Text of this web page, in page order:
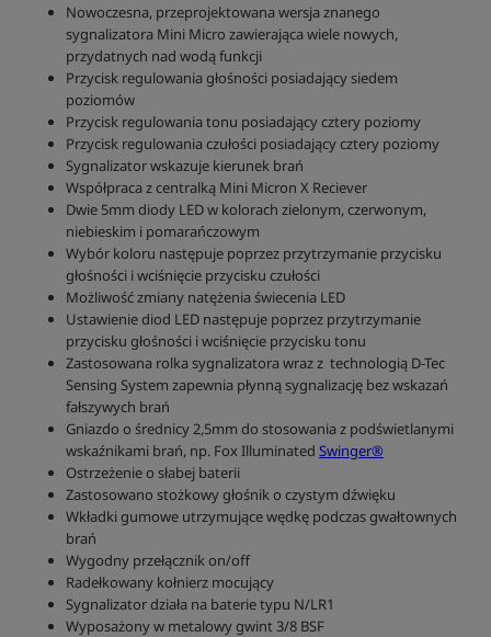
Nowoczesna, przeprojektowana wersja znanego
sygnalizatora Mini Micro zawierająca wiele nowych,
przydatnych nad wodą funkcji
Przycisk regulowania głośności posiadający siedem
poziomów
Przycisk regulowania tonu posiadający cztery poziomy
Przycisk regulowania czułości posiadający cztery poziomy
Sygnalizator wskazuje kierunek brań
Współpraca z centralką Mini Micron X Reciever
Dwie 5mm diody LED w kolorach zielonym, czerwonym,
niebieskim i pomarańczowym
Wybór koloru następuje poprzez przytrzymanie przycisku
głośności i wciśnięcie przycisku czułości
Możliwość zmiany natężenia świecenia LED
Ustawienie diod LED następuje poprzez przytrzymanie
przycisku głośności i wciśnięcie przycisku tonu
Zastosowana rolka sygnalizatora wraz z technologią D-Tec
Sensing System zapewnia płynną sygnalizację bez wskazań
fałszywych brań
Gniazdo o średnicy 2,5mm do stosowania z podświetlanymi
wskaźnikami brań, np. Fox Illuminated Swinger®
Ostrzeżenie o słabej baterii
Zastosowano stożkowy głośnik o czystym dźwięku
Wkładki gumowe utrzymujące wędkę podczas gwałtownych
brań
Wygodny przełącznik on/off
Radełkowany kołnierz mocujący
Sygnalizator działa na baterie typu N/LR1
Wyposażony w metalowy gwint 3/8 BSF